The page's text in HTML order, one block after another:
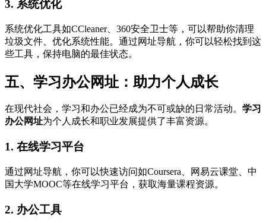
3. 系统优化
系统优化工具如CCleaner、360安全卫士等，可以帮助你清理
垃圾文件、优化系统性能。通过网址导航，你可以轻松找到这
些工具，保持电脑的最佳状态。
五、学习办公网址：助力个人成长
在现代社会，学习和办公已经成为不可或缺的日常活动。 学习
办公网址为个人成长和职业发展提供了丰富资源。
1. 在线学习平台
通过网址导航，你可以快速访问如Coursera、网易云课堂、中
国大学MOOC等在线学习平台，获取海量课程资源。
2. 办公工具